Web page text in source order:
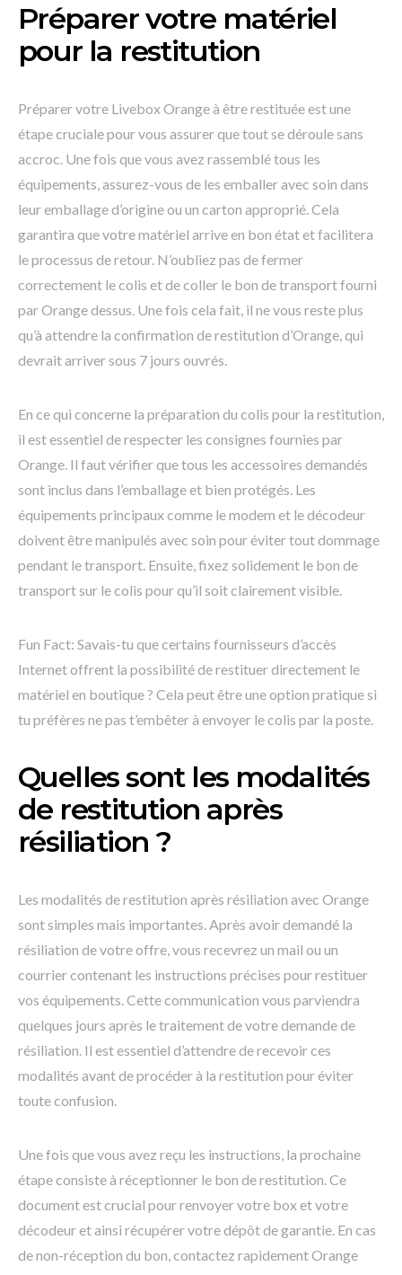
Préparer votre matériel
pour la restitution
Préparer votre Livebox Orange à être restituée est une
étape cruciale pour vous assurer que tout se déroule sans
accroc. Une fois que vous avez rassemblé tous les
équipements, assurez-vous de les emballer avec soin dans
leur emballage d’origine ou un carton approprié. Cela
garantira que votre matériel arrive en bon état et facilitera
le processus de retour. N’oubliez pas de fermer
correctement le colis et de coller le bon de transport fourni
par Orange dessus. Une fois cela fait, il ne vous reste plus
qu’à attendre la confirmation de restitution d’Orange, qui
devrait arriver sous 7 jours ouvrés.
En ce qui concerne la préparation du colis pour la restitution,
il est essentiel de respecter les consignes fournies par
Orange. Il faut vérifier que tous les accessoires demandés
sont inclus dans l’emballage et bien protégés. Les
équipements principaux comme le modem et le décodeur
doivent être manipulés avec soin pour éviter tout dommage
pendant le transport. Ensuite, fixez solidement le bon de
transport sur le colis pour qu’il soit clairement visible.
Fun Fact: Savais-tu que certains fournisseurs d’accès
Internet offrent la possibilité de restituer directement le
matériel en boutique ? Cela peut être une option pratique si
tu préfères ne pas t’embêter à envoyer le colis par la poste.
Quelles sont les modalités
de restitution après
résiliation ?
Les modalités de restitution après résiliation avec Orange
sont simples mais importantes. Après avoir demandé la
résiliation de votre offre, vous recevrez un mail ou un
courrier contenant les instructions précises pour restituer
vos équipements. Cette communication vous parviendra
quelques jours après le traitement de votre demande de
résiliation. Il est essentiel d’attendre de recevoir ces
modalités avant de procéder à la restitution pour éviter
toute confusion.
Une fois que vous avez reçu les instructions, la prochaine
étape consiste à réceptionner le bon de restitution. Ce
document est crucial pour renvoyer votre box et votre
décodeur et ainsi récupérer votre dépôt de garantie. En cas
de non-réception du bon, contactez rapidement Orange